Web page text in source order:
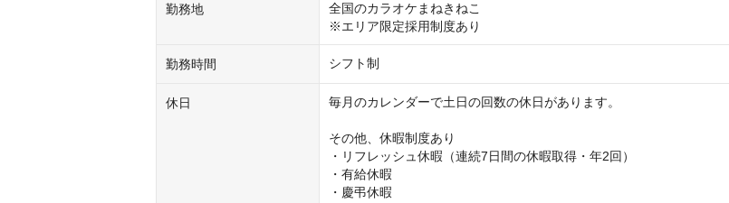
勤務地
全国のカラオケまねきねこ
※エリア限定採用制度あり
勤務時間 シフト制
休日 毎月のカレンダーで土日の回数の休日があります。
その他、休暇制度あり
・リフレッシュ休暇（連続7日間の休暇取得・年2回）
・有給休暇
・慶弔休暇